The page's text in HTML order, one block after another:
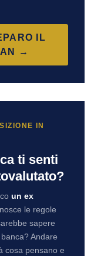
IL
→
IN
ti senti
un ex
le regole
sapere
Andare
cosa pensano e